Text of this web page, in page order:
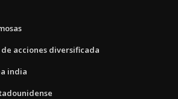
acciones diversificada
india